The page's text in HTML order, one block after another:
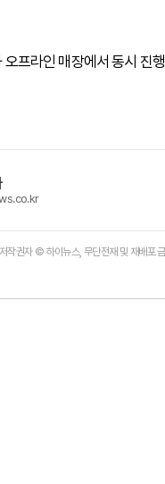
프라인 매장에서 동시 진
작권자 © 하이뉴스, 무단전재 및 재배포